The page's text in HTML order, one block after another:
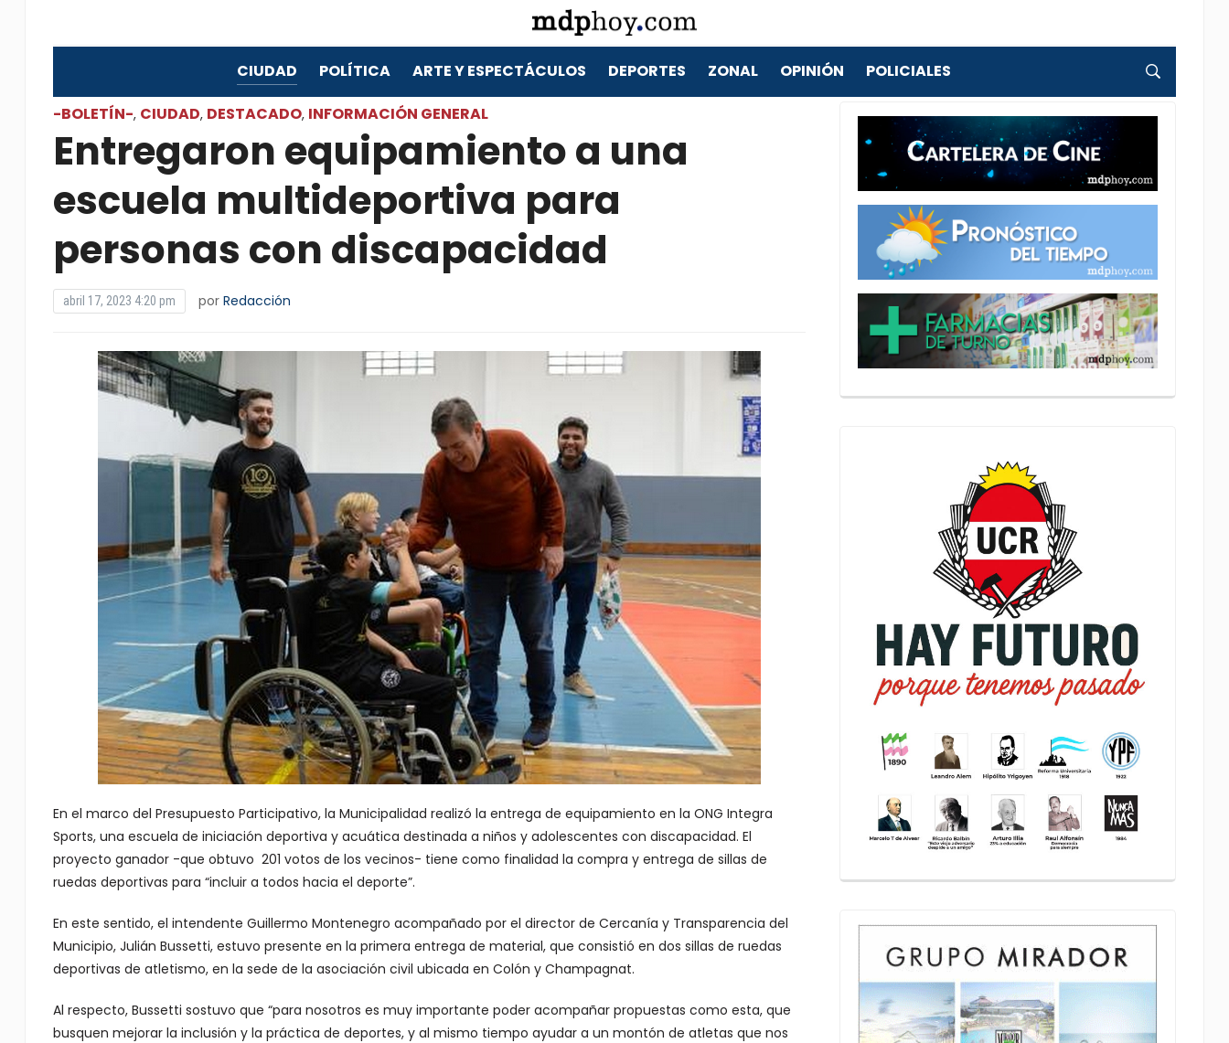
CIUDAD POLÍTICA ARTE Y ESPECTÁCULOS DEPORTES ZONAL OPINIÓN POLICIALES
-BOLETÍN-, CIUDAD, DESTACADO, INFORMACIÓN GENERAL
Entregaron equipamiento a una
escuela multideportiva para
personas con discapacidad
abril 17, 2023 4:20 pm por Redacción
En el marco del Presupuesto Participativo, la Municipalidad realizó la entrega de equipamiento en la ONG Integra
Sports, una escuela de iniciación deportiva y acuática destinada a niños y adolescentes con discapacidad. El
proyecto ganador -que obtuvo 201 votos de los vecinos- tiene como finalidad la compra y entrega de sillas de
ruedas deportivas para “incluir a todos hacia el deporte”.
En este sentido, el intendente Guillermo Montenegro acompañado por el director de Cercanía y Transparencia del
Municipio, Julián Bussetti, estuvo presente en la primera entrega de material, que consistió en dos sillas de ruedas
deportivas de atletismo, en la sede de la asociación civil ubicada en Colón y Champagnat.
Al respecto, Bussetti sostuvo que “para nosotros es muy importante poder acompañar propuestas como esta, que
busquen mejorar la inclusión y la práctica de deportes, y al mismo tiempo ayudar a un montón de atletas que nos